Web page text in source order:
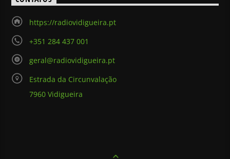
https://radiovidigueira.pt
+351 284 437 001
geral@radiovidigueira.pt
Estrada da Circunvalação
7960 Vidigueira